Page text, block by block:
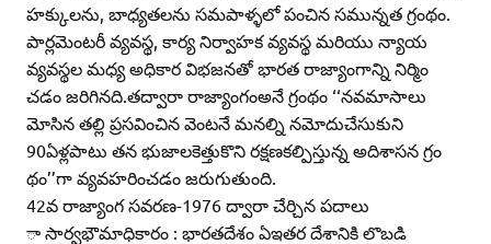
హక్కులను, బాధ్యతలను సమపాళ్ళలో పంచిన సమున్నత గ్రంథం.
పార్లమెంటరీ వ్యవస్థ, కార్య నిర్వాహక వ్యవస్థ మరియు న్యాయ
వ్యవస్థల మధ్య అధికార విభజనతో భారత రాజ్యాంగాన్ని నిర్మిం
చడం జరిగినది.తద్వారా రాజ్యాంగంఅనే గ్రంథం ‘‘నవమాసాలు
మోసిన తల్లి ప్రసవించిన వెంటనే మనల్ని నమోదుచేసుకుని
90ఏళ్లపాటు తన భుజాలకెత్తుకొని రక్షణకల్పిస్తున్న అదిశాసన గ్రం
థం’’గా వ్యవహరించడం జరుగుతుంది.
42వ రాజ్యాంగ సవరణ-1976 ద్వారా చేర్చిన పదాలు
ా సార్వభౌమాధికారం : భారతదేశం ఏఇతర దేశానికి లొబడి